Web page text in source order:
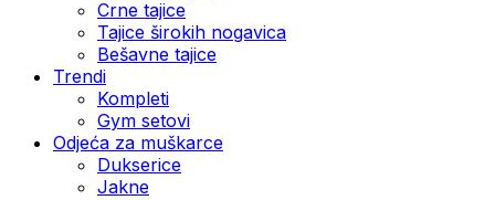
Crne tajice
Tajice širokih nogavica
Bešavne tajice
Trendi
Kompleti
Gym setovi
Odjeća za muškarce
Dukserice
Jakne